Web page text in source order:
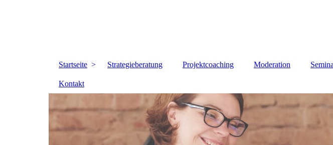
Startseite Strategieberatung Projektcoaching Moderation
Kontakt